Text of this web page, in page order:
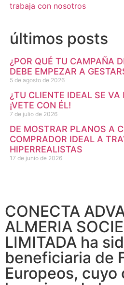
trabaja con nosotros
últimos posts
¿POR QUÉ TU CAMPAÑA
DEBE EMPEZAR A
5 de agosto de 2026
¿TU CLIENTE IDEAL SE VA
¡VETE CON ÉL!
7 de julio de 2026
DE MOSTRAR PLANOS A
COMPRADOR IDEAL A
HIPERREALISTAS
17 de junio de 2026
CONECTA
ALMERIA
LIMITADA ha
beneficiaria de
Europeos, cuyo